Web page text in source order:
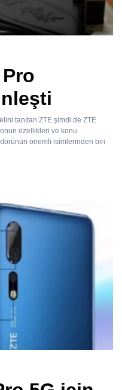
tanıtan ZTE şimdi de ZTE
özellikleri ve konu
önemli isimlerinden biri